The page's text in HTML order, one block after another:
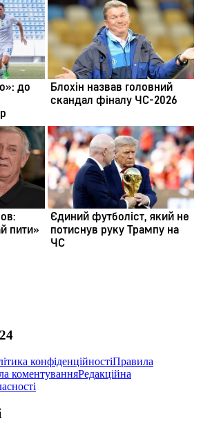
конфіденційностіПравила
коментуванняРедакційна